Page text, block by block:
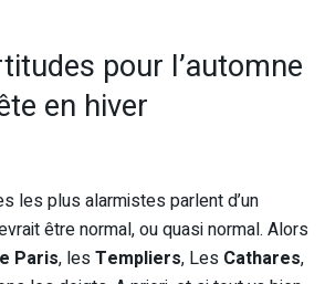
pour l’automne
en hiver
les plus alarmistes parlent d’un
être normal, ou quasi normal. Alors
Paris, lesTempliers, Les Cathares,